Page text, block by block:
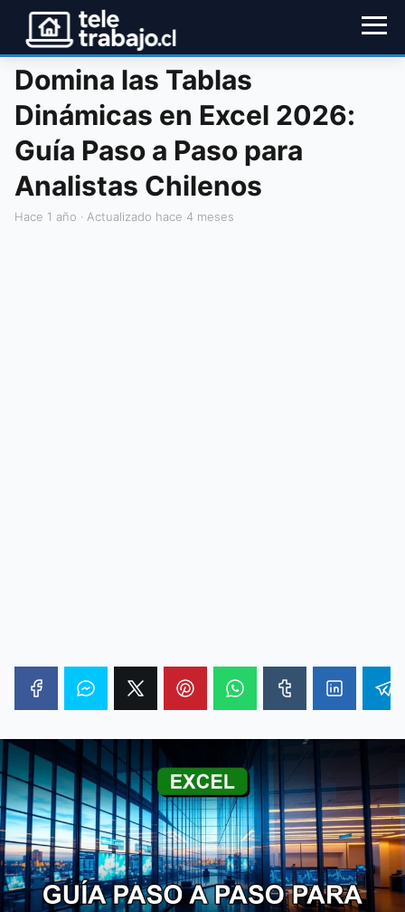
Domina las Tablas
Dinámicas en Excel 2026:
Guía Paso a Paso para
Analistas Chilenos
hace 1 año · Actualizado hace 4 meses